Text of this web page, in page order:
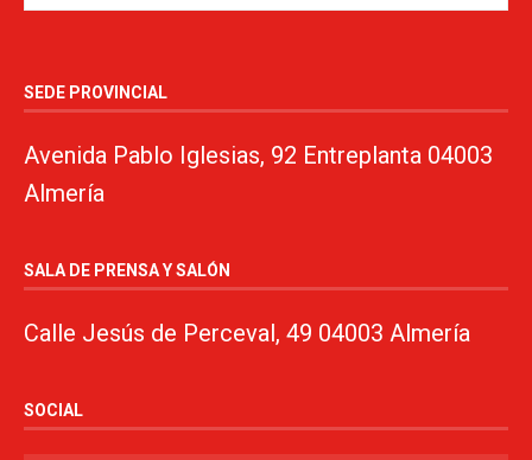
SEDE PROVINCIAL
Avenida Pablo Iglesias, 92 Entreplanta 04003
Almería
SALA DE PRENSA Y SALÓN
Calle Jesús de Perceval, 49 04003 Almería
SOCIAL